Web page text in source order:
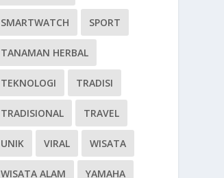
SMARTWATCH SPORT
TANAMAN HERBAL
TEKNOLOGI TRADISI
TRADISIONAL TRAVEL
UNIK VIRAL WISATA
WISATA ALAM YAMAHA